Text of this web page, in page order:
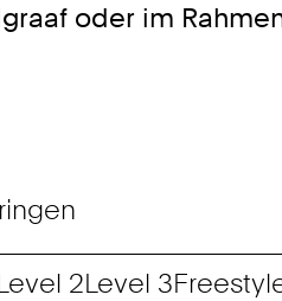
oder im
2Level 3